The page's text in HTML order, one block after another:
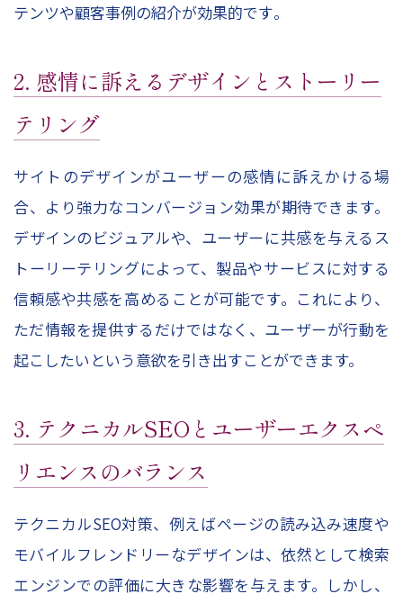
テンツや顧客事例の紹介が効果的です​。
2. 感情に訴えるデザインとストーリー
テリング
サイトのデザインがユーザーの感情に訴えかける場
合、より強力なコンバージョン効果が期待できます。
デザインのビジュアルや、ユーザーに共感を与えるス
トーリーテリングによって、製品やサービスに対する
信頼感や共感を高めることが可能です。これにより、
ただ情報を提供するだけではなく、ユーザーが行動を
起こしたいという意欲を引き出すことができます。
3. テクニカルSEOとユーザーエクスペ
リエンスのバランス
テクニカルSEO対策、例えばページの読み込み速度や
モバイルフレンドリーなデザインは、依然として検索
エンジンでの評価に大きな影響を与えます。しかし、